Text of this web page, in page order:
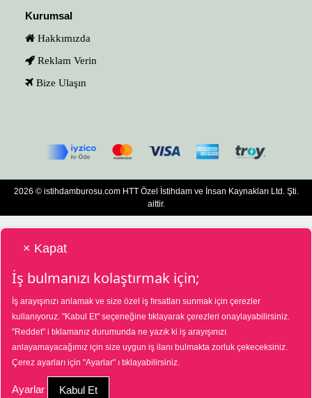
Kurumsal
Hakkımızda
Reklam Verin
Bize Ulaşın
2026 © istihdamburosu.com HTT Özel İstihdam ve İnsan Kaynakları Ltd. Şti.
aittir.
Ltd. Şti. Özel İstihdam Bürosu 01/08/2025 - 31/07/2028 tarihleri arasında
faaliyette bulunmak üzere, Türkiye İş Kurumu tarafından 01/07/2025 tarih ve
18573287 sayılı karar uyarınca 1390 nolu belge ile faaliyet göstermektedir. 4904
sayılı kanun uyarınca iş arayanlardan ücret alınmayacak ve menfaat temin
edilmeyecektir. Şikâyetleriniz için Türkiye İş Kurumu Ankara İl Müdürlüğü
× Kapat
İş bulmanızı kolaştırmak için;
İş arayışınızı anlamak ve size özel iş fırsatları sunmak için çerezler
kullanıyoruz. "Kabul Et" seçeneğine tıklayarak çerezleri onaylayabilirsiniz.
"Reddet" i tıklamanız durumunda ne yazık ki iş arayışınızı
anlayamayacağımız için size uygun iş ilanı bulmakta zorluk çekeceksiniz.
Çerez ayarları için "Ayarlar" ı tıklayabilirsiniz.
Ayarlar Kabul Et